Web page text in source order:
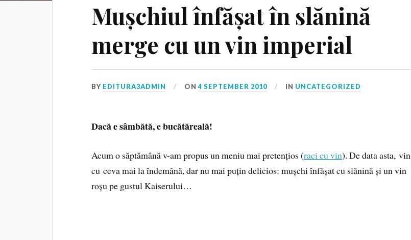
Mușchiul înfășat în slănină
merge cu un vin imperial
BY EDITURA3ADMIN ON4 SEPTEMBER 2010 IN UNCATEGORIZED
Dacă e sâmbătă, e bucătăreală!
Acum o săptămână v-am propus un meniu mai pretențios (raci cu vin). De data asta, vin
cu ceva mai la îndemână, dar nu mai puțin delicios: mușchi înfășat cu slănină și un vin
roșu pe gustul Kaiserului…